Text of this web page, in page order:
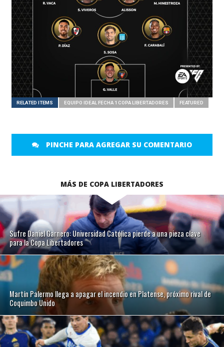
RELATED ITEMS EQUIPO IDEAL FECHA 1 COPA LIBERTADORES FEATURED
PINCHE PARA AGREGAR SU COMENTARIO
MÁS DE COPA LIBERTADORES
Sufre Daniel Garnero: Universidad Católica pierde a una pieza clave
para la Copa Libertadores
Martín Palermo llega a apagar el incendio en Platense, próximo rival de
Coquimbo Unido